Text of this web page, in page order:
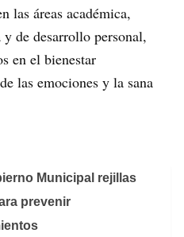
las áreas académica,
de desarrollo personal,
en el bienestar
las emociones y la sana
Municipal rejillas
prevenir